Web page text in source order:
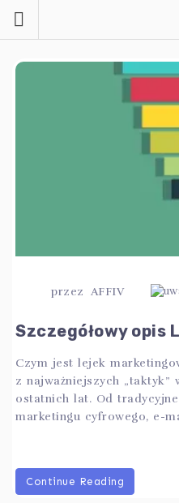
treści
przez AFFIV
Szczegółowy opis
Czym jest lejek
z najważniejszych „taktyk”
ostatnich lat. Od
marketingu cyfrowego, e-
Continue Reading